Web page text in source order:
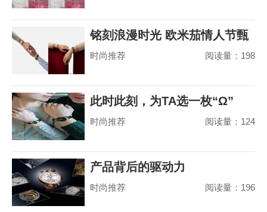
铭刻浪漫时光 欧米茄情人节甄
选
时尚推荐 阅读量：198
此时此刻，为TA选一枚“Ω”
时尚推荐 阅读量：124
产品背后的驱动力
时尚推荐 阅读量：196